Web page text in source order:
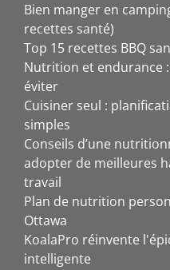
Bien manger en
recettes santé)
Top 15 recettes BBQ
Nutrition et endurance
éviter
Cuisiner seul :
simples
Conseils d’une
adopter de meilleures
travail
Plan de nutrition
Ottawa
KoalaPro réinvente
intelligente